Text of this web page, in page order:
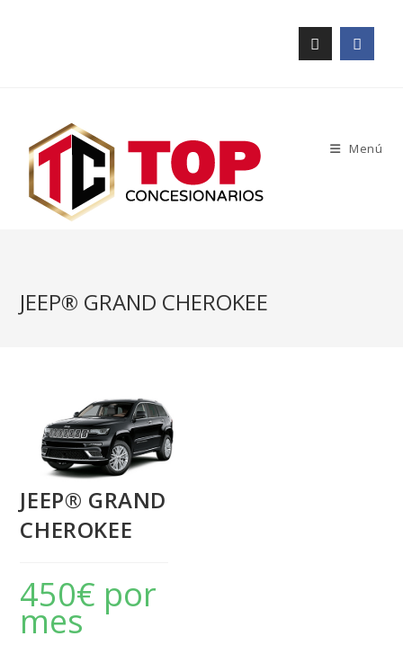
Menú
JEEP® GRAND CHEROKEE
JEEP® GRAND
CHEROKEE
450€ por
mes